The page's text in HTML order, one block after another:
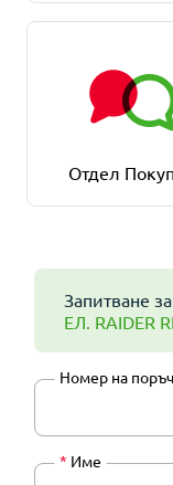
Отдел
Запитване
ЕЛ. RAIDER
Номер на
* Име